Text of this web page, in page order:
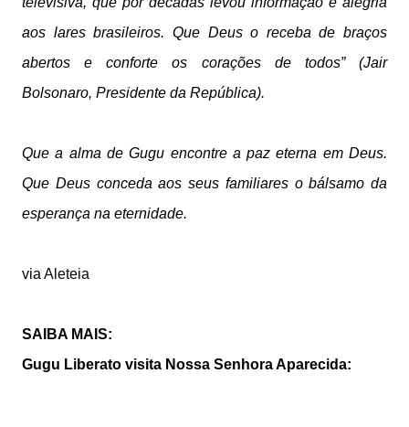
aos lares brasileiros. Que Deus o receba de braços
abertos e conforte os corações de todos” (Jair
Bolsonaro, Presidente da República).
Que a alma de Gugu encontre a paz eterna em Deus.
Que Deus conceda aos seus familiares o bálsamo da
esperança na eternidade.
via Aleteia
SAIBA MAIS:
Gugu Liberato visita Nossa Senhora Aparecida: